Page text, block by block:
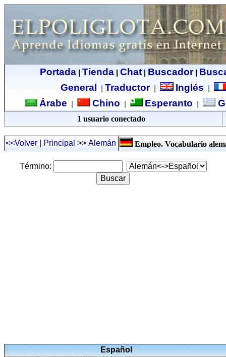
Portada| Tienda| Chat| Buscador|
General
Traductor| Inglés
Árabe Chino Esperanto
1 usuario conectado
<<Volver Principal >> Alemán Empleo. Vocabulario
Término:
Español